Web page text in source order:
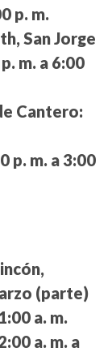
p. m.
San Jorge
m. a 6:00
Cantero:
p. m. a 3:00
(parte)
a. m.
a. m. a